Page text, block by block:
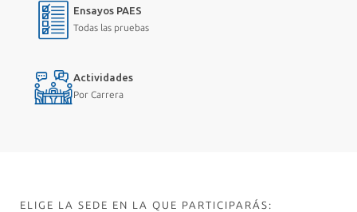
Ensayos PAES
Todas las pruebas
Actividades
Por Carrera
ELIGE LA SEDE EN LA QUE PARTICIPARÁS: